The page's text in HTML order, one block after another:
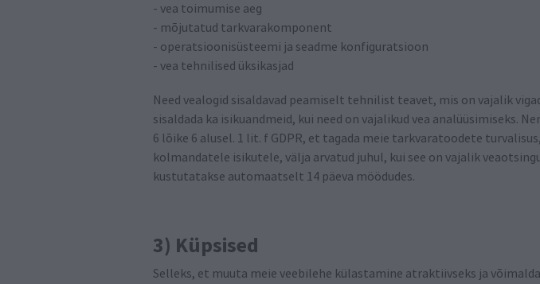
- vea toimumise aeg
- mõjutatud tarkvarakomponent
- operatsioonisüsteemi ja seadme konfiguratsioon
- vea tehnilised üksikasjad
Need vealogid sisaldavad peamiselt tehnilist teavet, mis on vajalik
sisaldada ka isikuandmeid, kui need on vajalikud vea
6 lõike 6 alusel. 1 lit. f GDPR, et tagada meie tarkvaratoodete
kolmandatele isikutele, välja arvatud juhul, kui see on vajalik
kustutatakse automaatselt 14 päeva möödudes.
3) Küpsised
Selleks, et muuta meie veebilehe külastamine atraktiivseks ja